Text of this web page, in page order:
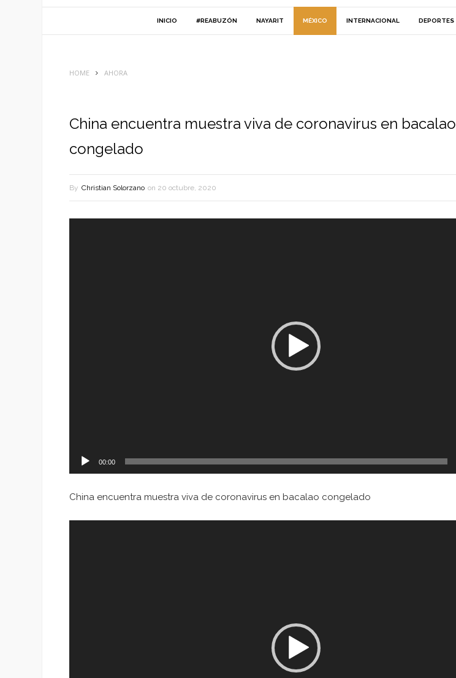
INICIO #REABUZÓN NAYARIT MÉXICO INTERNACIONAL DEPORTES
HOME AHORA
China encuentra muestra viva de coronavirus en bacalao
congelado
By Christian Solorzano on 20 octubre, 2020
00:00
China encuentra muestra viva de coronavirus en bacalao congelado